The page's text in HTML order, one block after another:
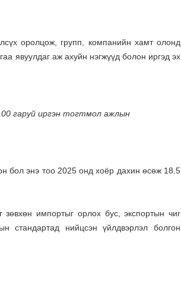
оролцож, групп, компанийн хамт олонд
явуулдаг аж ахуйн нэгжүүд болон иргэд эх
гаруй иргэн тогтмол ажлын
бол энэ тоо 2025 онд хоёр дахин өсөж 18.5
импортыг орлох бус, экспортын чиг
стандартад нийцсэн үйлдвэрлэл болгон